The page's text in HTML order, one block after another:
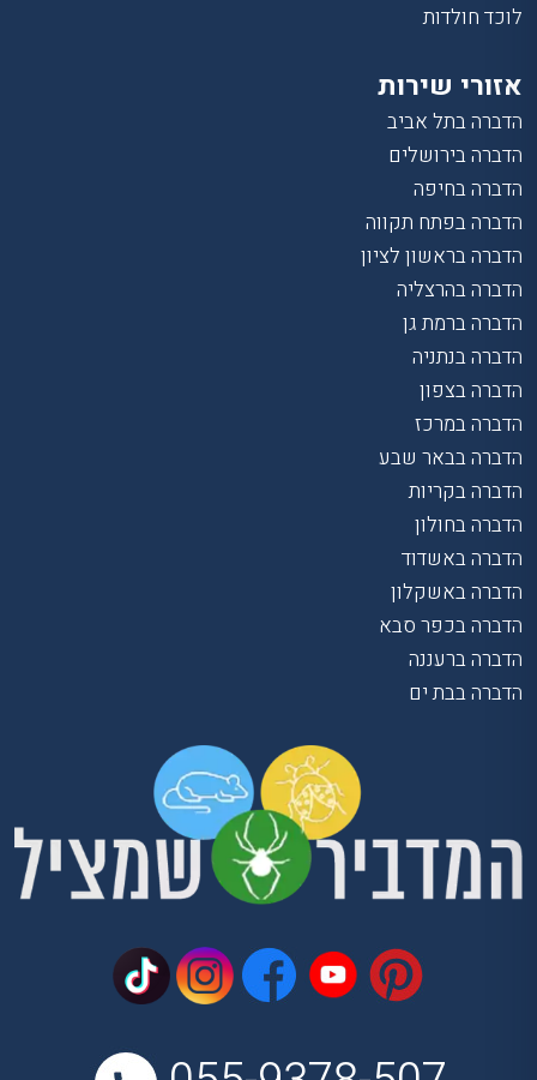
לוכד חולדות
אזורי שירות
הדברה בתל אביב
הדברה בירושלים
הדברה בחיפה
הדברה בפתח תקווה
הדברה בראשון לציון
הדברה בהרצליה
הדברה ברמת גן
הדברה בנתניה
הדברה בצפון
הדברה במרכז
הדברה בבאר שבע
הדברה בקריות
הדברה בחולון
הדברה באשדוד
הדברה באשקלון
הדברה בכפר סבא
הדברה ברעננה
הדברה בבת ים